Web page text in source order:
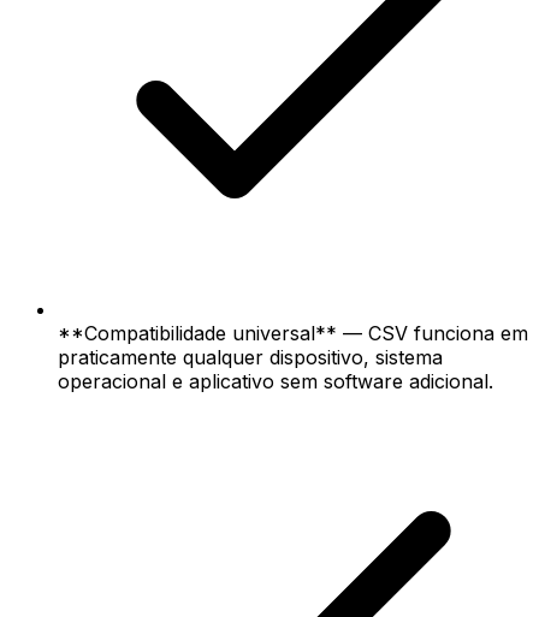
**Compatibilidade universal** — CSV funciona em
praticamente qualquer dispositivo, sistema
operacional e aplicativo sem software adicional.